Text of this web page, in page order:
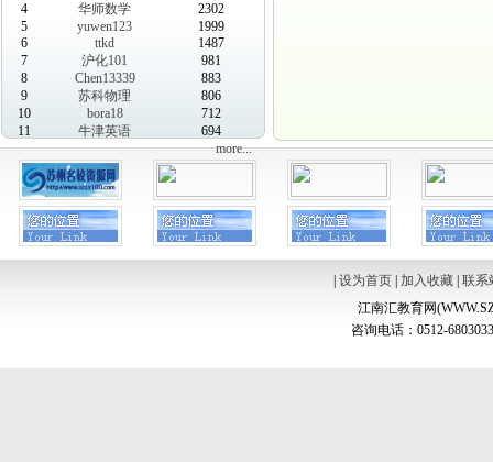
4
华师数学
2302
5
yuwen123
1999
6
ttkd
1487
7
沪化101
981
8
Chen13339
883
9
苏科物理
806
10
bora18
712
11
牛津英语
694
more...
设为首页| 加入收藏| 联系
江南汇教育网
咨询电话：0512-